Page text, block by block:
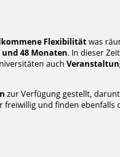
Flexibilitätwas
und 48 Monaten. In dieser
auch
zur Verfügung gestellt,
und finden